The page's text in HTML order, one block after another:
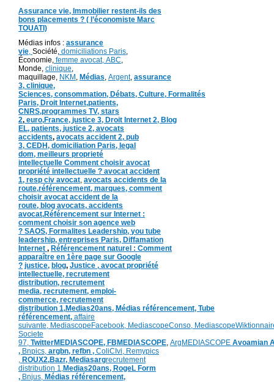
Assurance vie, Immobilier restent-ils des
bons placements ? ( l’économiste Marc
TOUATI)
Médias infos : assurance
vie Société, domiciliations Paris
Économie, femme avocat, ABC
Monde, clinique
maquillage, NKM Médias Argent, assurance
3, clinique,
Sciences, consommation, Débats, Culture, Formalités
Paris, Droit Internet,patients,
CNRS,programmes TV, stars
2, euro,France, justice 3, Droit Internet 2, Blog
EL, patients, justice 2, avocats
accidents, avocats accident 2, pub
3, CEDH, domiciliation Paris, legal
dom, meilleurs proprieté
intellectuelle Comment choisir avocat
propriété intellectuelle ? avocat accident
1, resp civ avocat avocats accidents de la
route,référencement, marques, comment
choisir avocat accident de la
route, blog avocats, accidents
avocat,Référencement sur Internet :
comment choisir son agence web
? SAOS, Formalites Leadership, you tube
leadership, entreprises Paris, Diffamation
Internet , Référencement naturel : Comment
apparaître en 1ère page sur Google
? justice, blog, Justice , avocat propriété
intellectuelle, recrutement
distribution, recrutement
media, recrutement, emploi-
commerce, recrutement
distribution 1,Medias20ans, Médias référencement, Tube
référencement, affaire
suivante, MediascopeFacebook, MediascopeConso,
Societe
97, TwitterMEDIASCOPE, FBMEDIASCOPE ArgMEDIASCOPE Avoamian
, Bnpics, argbn, refbn , ColiCIvi, Remypics
ROUX2,Bazr, Mediasargrecrutement
distribution 1, Medias20ans, RogeL Form
, Bnjus, Médias référencement,